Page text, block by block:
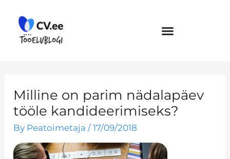
content
Milline on parim nädalapäev
tööle kandideerimiseks?
By Peatoimetaja/17/09/2018